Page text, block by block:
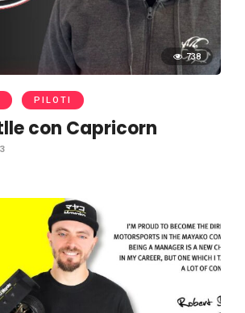
738
PILOTI
con Capricorn